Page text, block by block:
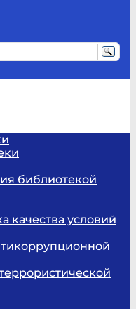
библиотекой
качества условий